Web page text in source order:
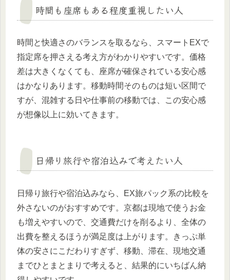
時間も座席もある程度重視したい人
時間と快適さのバランスを取るなら、スマートEXで
指定席を押さえる考え方がわかりやすいです。価格
差は大きくなくても、座席が確保されている安心感
はかなりあります。移動時間そのものは短い区間で
すが、混雑する日や仕事前の移動では、この安心感
が想像以上に効いてきます。
日帰り旅行や宿泊込みで考えたい人
日帰り旅行や宿泊込みなら、EX旅パック系の比較を
外さないのがおすすめです。京都は現地で使うお金
も増えやすいので、交通費だけを削るより、全体の
出費を整えるほうが満足度は上がります。きっぷ単
体の安さにこだわりすぎず、移動、滞在、現地交通
までひとまとまりで考えると、結果的にいちばん納